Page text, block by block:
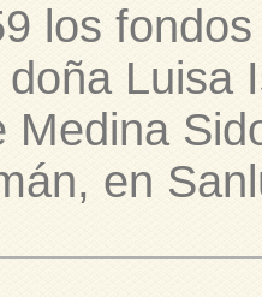
fondos
Luisa
Medina
en